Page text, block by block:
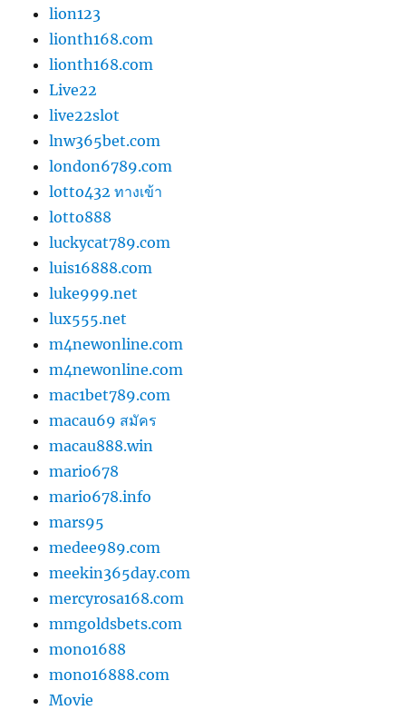
lion123
lionth168.com
lionth168.com
Live22
live22slot
lnw365bet.com
london6789.com
lotto432 ทางเข้า
lotto888
luckycat789.com
luis16888.com
luke999.net
lux555.net
m4newonline.com
m4newonline.com
mac1bet789.com
macau69 สมัคร
macau888.win
mario678
mario678.info
mars95
medee989.com
meekin365day.com
mercyrosa168.com
mmgoldsbets.com
mono1688
mono16888.com
Movie